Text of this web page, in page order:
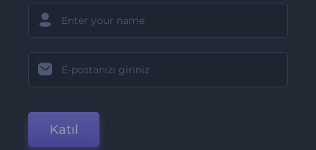
Katıl